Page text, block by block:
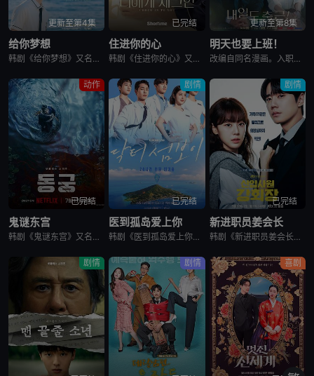
更新至第4集
给你梦想
韩剧《给你梦想》又名：Dream For You,그대에게 드림，讲述了：该剧是一部浪漫喜剧，讲述了连一个梦想都无所畏惧的十几岁，被现实挡住而受挫的二十几岁，像变成那样的大人的三十几岁的记者李载与一个
已完结
住进你的心
韩剧《住进你的心》又名：Check In To You,너에게 체크인，讲述了：一位是完美主义、以利益为重的冷酷CEO车道京，他计划卖掉一间充满魅力的民宿；另一位是感性、温柔且深爱这个民宿的经理尹智梧
更新至第8集
明天也要上班！
改编自同名漫画。入职五年的智允在无聊的公司生活中与公司最挑剔的男上司时宇纠缠在了一起，甚至以不想结婚为由而逃跑的前男友秋天出现了...
动作
已完结
鬼谜东宫
韩剧《鬼谜东宫》又名：东宫,East Palace,동궁，讲述了：讲述拥有穿梭于灵界能力的具天（南柱赫 饰）和能听见死者声音的宫女生姜（卢允瑞 饰）被王（曹承佑 饰）召见，以揭开笼罩在世子宫中的诅咒的
剧情
已完结
医到孤岛爱上你
韩剧《医到孤岛爱上你》讲述了，立志成为顶尖整形外科医生都志义（李宰旭 饰），同身世神秘的助理护士陆遐俐（辛叡恩 饰），在命运安排下被分配到与世隔绝、恶名昭彰的“平同岛”上工作。两个同样受伤的灵魂，在艰
剧情
已完结
新进职员姜会长
韩剧《新进职员姜会长》改编自同名小说。韩国10大财阀崔成集团的会长姜龙浩在宣布隐退后，与从天而降的新员工相撞，莫名其妙进入该员工身体后发生的故事。
剧情 剧情 喜剧